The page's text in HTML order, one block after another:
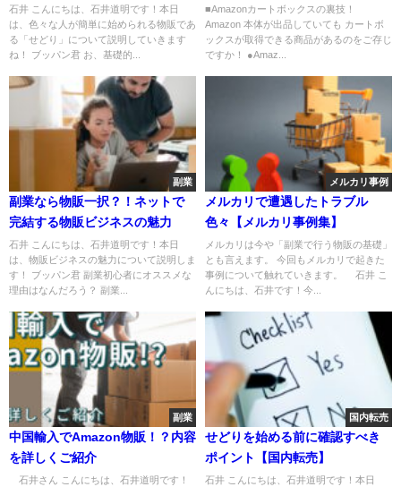
石井 こんにちは、石井道明です！本日
は、色々な人が簡単に始められる物販であ
る「せどり」について説明していきます
ね！ ブッパン君 お、基礎的...
■Amazonカートボックスの裏技！
Amazon 本体が出品していても カートボ
ックスが取得できる商品があるのをご存じ
ですか！ ●Amaz...
副業
副業なら物販一択？！ネットで
完結する物販ビジネスの魅力
石井 こんにちは、石井道明です！本日
は、物販ビジネスの魅力について説明しま
す！ ブッパン君 副業初心者にオススメな
理由はなんだろう？ 副業...
メルカリ事例
メルカリで遭遇したトラブル
色々【メルカリ事例集】
メルカリは今や「副業で行う物販の基礎」
とも言えます。 今回もメルカリで起きた
事例について触れていきます。 石井 こ
んにちは、石井です！今...
副業
中国輸入でAmazon物販！？内容
を詳しくご紹介
石井さん こんにちは、石井道明です！
国内転売
せどりを始める前に確認すべき
ポイント【国内転売】
石井 こんにちは、石井道明です！本日